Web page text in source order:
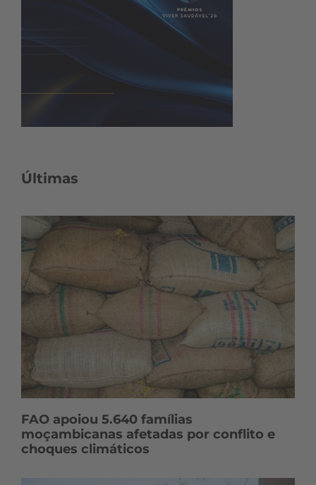
Últimas
FAO apoiou 5.640 famílias
moçambicanas afetadas por conflito e
choques climáticos